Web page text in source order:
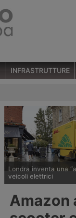
INFRASTRUTTURE
Londra inventa una
veicoli elettrici
ibride plug-in
Amazon